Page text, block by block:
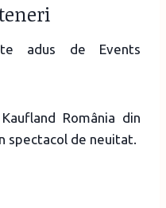
adus de Events
România din
spectacol de neuitat.